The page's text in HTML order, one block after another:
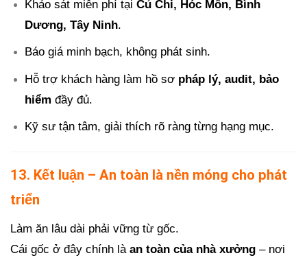
Khảo sát miễn phí tại Củ Chi, Hóc Môn, Bình
Dương, Tây Ninh.
Báo giá minh bạch, không phát sinh.
Hỗ trợ khách hàng làm hồ sơ pháp lý, audit, bảo
hiểm đầy đủ.
Kỹ sư tận tâm, giải thích rõ ràng từng hạng mục.
13. Kết luận – An toàn là nền móng cho phát
triển
Làm ăn lâu dài phải vững từ gốc.
Cái gốc ở đây chính là an toàn của nhà xưởng – nơi